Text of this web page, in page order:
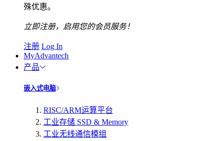
殊优惠。
立即注册，启用您的会员服务！
注册 Log In
MyAdvantech
产品
嵌入式电脑
RISC/ARM运算平台
工业存储 SSD & Memory
工业无线通信模组